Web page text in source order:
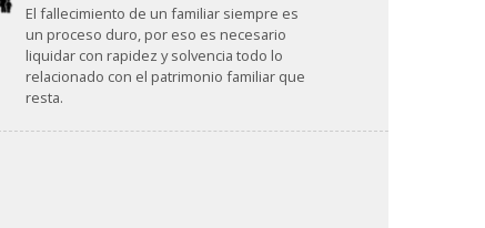
El fallecimiento de un familiar siempre es
un proceso duro, por eso es necesario
liquidar con rapidez y solvencia todo lo
relacionado con el patrimonio familiar que
resta.